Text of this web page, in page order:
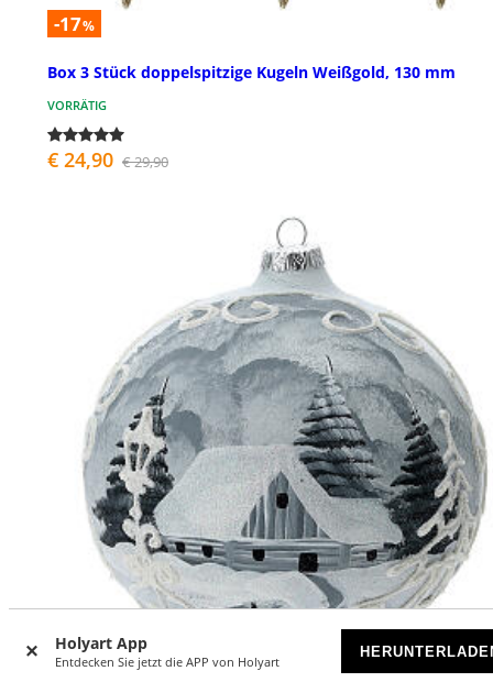
Holyart App
Entdecken Sie jetzt die APP von Holyart
-17%
Box 3 Stück doppelspitzige Kugeln Weißgold, 130 mm
VORRÄTIG
€ 24,90 € 29,90
-37%